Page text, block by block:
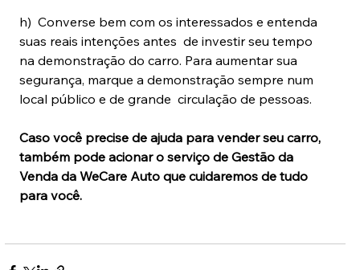
h)  Converse bem com os interessados e entenda
suas reais intenções antes  de investir seu tempo
na demonstração do carro. Para aumentar sua
segurança, marque a demonstração sempre num
local público e de grande  circulação de pessoas.
Caso você precise de ajuda para vender seu carro,
também pode acionar o serviço de Gestão da
Venda da WeCare Auto que cuidaremos de tudo
para você.